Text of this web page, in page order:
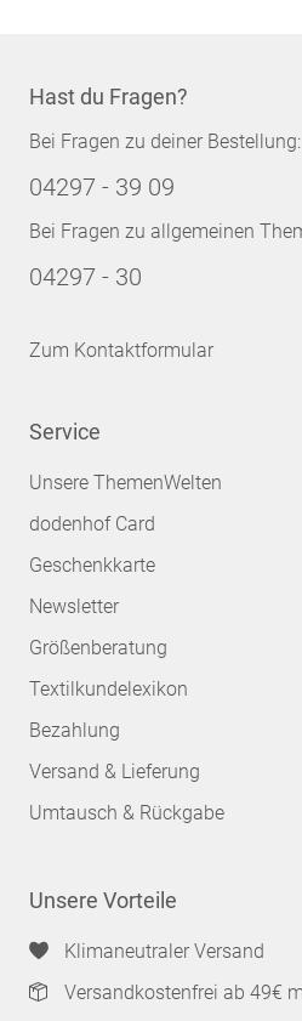
Hast du Fragen?
Bei Fragen zu deiner Bestellung:
04297 - 39 09
Bei Fragen zu allgemeinen
04297 - 30
Zum Kontaktformular
Service
Unsere ThemenWelten
dodenhof Card
Geschenkkarte
Newsletter
Größenberatung
Textilkundelexikon
Bezahlung
Versand & Lieferung
Umtausch & Rückgabe
Unsere Vorteile
Klimaneutraler Versand
Versandkostenfrei ab 49€